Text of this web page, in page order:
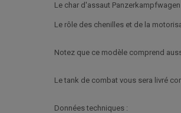
Le char d'assaut
Le rôle des chenilles et de la
Notez que ce modèle comprend
Le tank de combat vous sera livré
Données techniques :